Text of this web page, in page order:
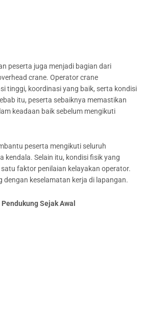
peserta juga menjadi bagian dari
crane. Operator crane
tinggi, koordinasi yang baik, serta kondisi
itu, peserta sebaiknya memastikan
keadaan baik sebelum mengikuti
peserta mengikuti seluruh
kendala. Selain itu, kondisi fisik yang
faktor penilaian kelayakan operator.
dengan keselamatan kerja di lapangan.
Sejak Awal